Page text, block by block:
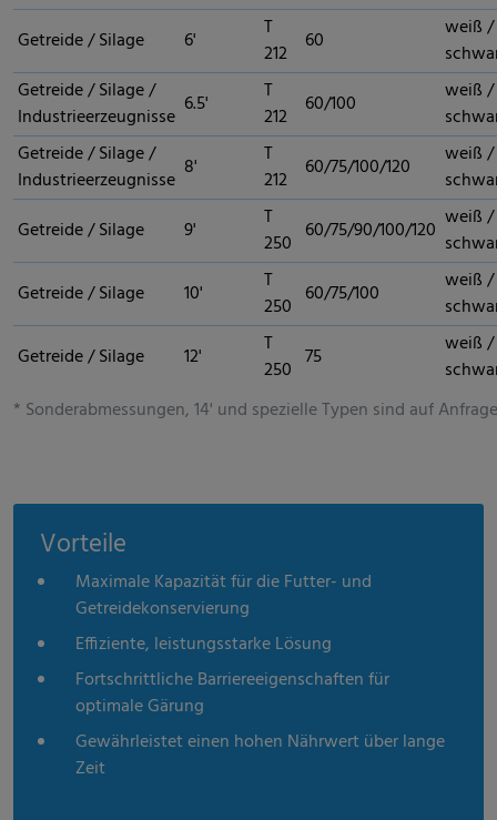
* Sonderabmessungen, 14' und spezielle Typen sind auf
Getreide / Silage
6'
T
212
60
weiß /
Getreide / Silage /
Industrieerzeugnisse 6.5'
T
212
60/100
weiß /
Getreide / Silage /
Industrieerzeugnisse 8'
T
212
60/75/100/120
weiß /
Getreide / Silage
9'
T
250 60/75/90/100/120 weiß /
Getreide / Silage
10'
T
250 60/75/100
weiß /
Getreide / Silage
12'
T
250 75
weiß /
Vorteile
Maximale Kapazität für die Futter- und
Getreidekonservierung
Effiziente, leistungsstarke Lösung
Fortschrittliche Barriereeigenschaften für
optimale Gärung
Gewährleistet einen hohen Nährwert über lange
Zeit